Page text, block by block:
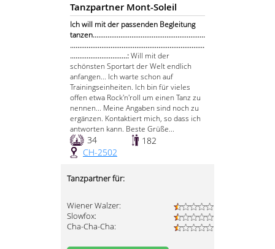
Tanzpartner Mont-Soleil
Ich will mit der passenden Begleitung
tanzen.............................................................
.........................................................................
...............................:Will mit der
schönsten Sportart der Welt endlich
anfangen... Ich warte schon auf
Trainingseinheiten. Ich bin für vieles
offen etwa Rock'n'roll um einen Tanz zu
nennen... Meine Angaben sind noch zu
ergänzen. Kontaktiert mich, so dass ich
antworten kann. Beste Grüße...
34
182
CH-2502
Tanzpartner für:
Wiener Walzer:
Slowfox:
Cha-Cha-Cha: